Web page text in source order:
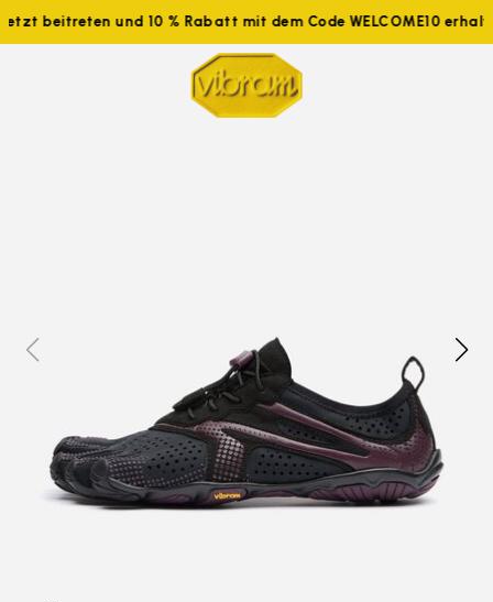
beitreten und 10 % Rabatt mit dem Code WELCOME10